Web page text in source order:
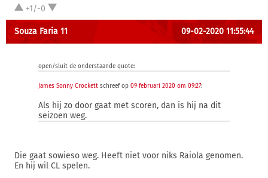
+1/-0
Souza Faria 11 09-02-2020 11:55:44
open/sluit de onderstaande quote:
James Sonny Crockett schreef op 09 februari 2020 om 09:27:
Als hij zo door gaat met scoren, dan is hij na dit
seizoen weg.
Die gaat sowieso weg. Heeft niet voor niks Raiola genomen.
En hij wil CL spelen.